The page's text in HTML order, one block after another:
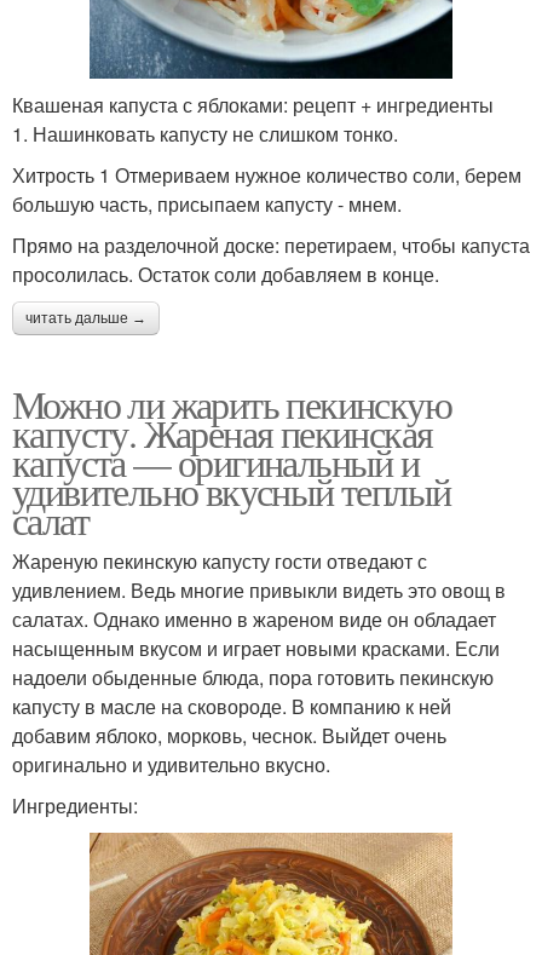
Квашеная капуста с яблоками: рецепт + ингредиенты
1. Нашинковать капусту не слишком тонко.
Хитрость 1 Отмериваем нужное количество соли, берем
большую часть, присыпаем капусту - мнем.
Прямо на разделочной доске: перетираем, чтобы капуста
просолилась. Остаток соли добавляем в конце.
читать дальше →
Можно ли жарить пекинскую
капусту. Жареная пекинская
капуста — оригинальный и
удивительно вкусный теплый
салат
Жареную пекинскую капусту гости отведают с
удивлением. Ведь многие привыкли видеть это овощ в
салатах. Однако именно в жареном виде он обладает
насыщенным вкусом и играет новыми красками. Если
надоели обыденные блюда, пора готовить пекинскую
капусту в масле на сковороде. В компанию к ней
добавим яблоко, морковь, чеснок. Выйдет очень
оригинально и удивительно вкусно.
Ингредиенты: